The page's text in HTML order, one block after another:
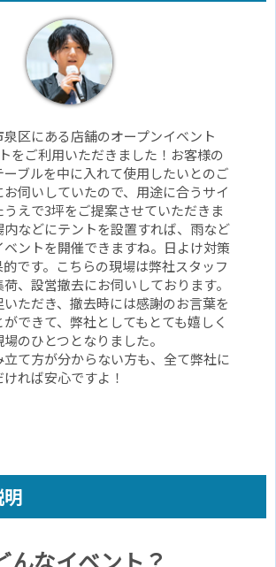
区にある店舗のオープンイベント
をご利用いただきました！お客様の
ーブルを中に入れて使用したいとのご
伺いしていたので、用途に合うサイ
うえで3坪をご提案させていただきま
内などにテントを設置すれば、雨など
ベントを開催できますね。日よけ対策
的です。こちらの現場は弊社スタッフ
、設営撤去にお伺いしております。
いただき、撤去時には感謝のお言葉を
できて、弊社としてもとても嬉しく
のひとつとなりました。
立て方が分からない方も、全て弊社に
れば安心ですよ！